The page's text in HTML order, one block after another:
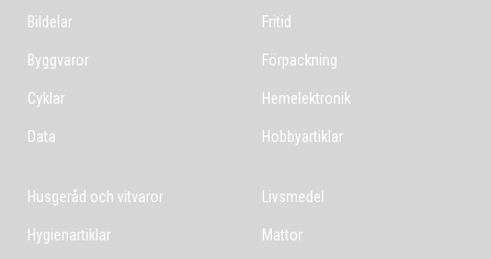
Bildelar
Byggvaror
Cyklar
Data
Fritid
Förpackning
Hemelektronik
Hobbyartiklar
Husgeråd och vitvaror
Hygienartiklar
Livsmedel
Mattor